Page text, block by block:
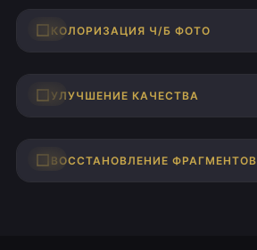
КОЛОРИЗАЦИЯ Ч/Б ФОТО
ДО
УЛУЧШЕНИЕ КАЧЕСТВА
ДО
ВОССТАНОВЛЕНИЕ ФРАГМЕНТОВ
ДО